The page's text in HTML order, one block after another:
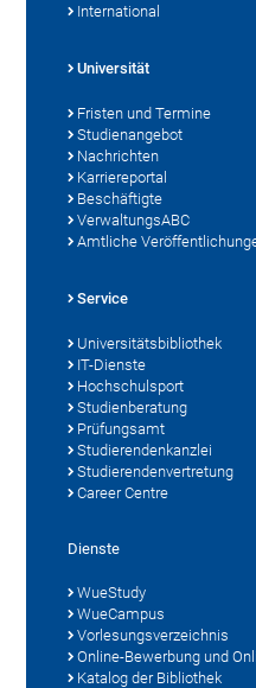
International
Universität
Fristen und Termine
Studienangebot
Nachrichten
Karriereportal
Beschäftigte
VerwaltungsABC
Amtliche
Service
Universitätsbibliothek
IT-Dienste
Hochschulsport
Studienberatung
Prüfungsamt
Studierendenkanzlei
Studierendenvertretung
Career Centre
Dienste
WueStudy
WueCampus
Vorlesungsverzeichnis
Online-Bewerbung und
Katalog der Bibliothek